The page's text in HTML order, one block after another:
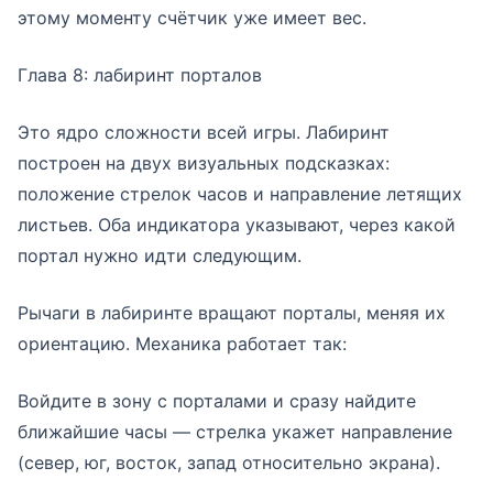
этому моменту счётчик уже имеет вес.
Глава 8: лабиринт порталов
Это ядро сложности всей игры. Лабиринт
построен на двух визуальных подсказках:
положение стрелок часов и направление летящих
листьев. Оба индикатора указывают, через какой
портал нужно идти следующим.
Рычаги в лабиринте вращают порталы, меняя их
ориентацию. Механика работает так:
Войдите в зону с порталами и сразу найдите
ближайшие часы — стрелка укажет направление
(север, юг, восток, запад относительно экрана).